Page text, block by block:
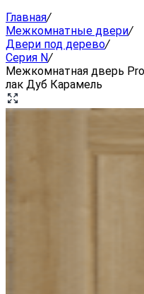
Главная/
Межкомнатные двери/
Двери под дерево/
Серия N/
Межкомнатная дверь
лак Дуб Карамель